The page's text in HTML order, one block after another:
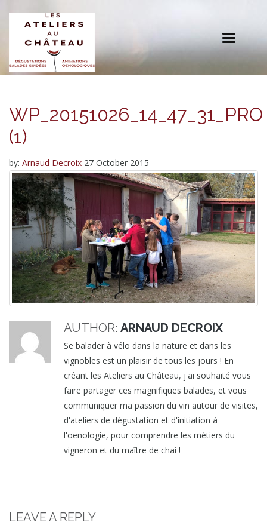
Toggle
WP_20151026_14_47_31_PRO
(1)
by: Arnaud Decroix 27 October 2015
AUTHOR: ARNAUD DECROIX
Se balader à vélo dans la nature et dans les
vignobles est un plaisir de tous les jours ! En
créant les Ateliers au Château, j'ai souhaité vous
faire partager ces magnifiques balades, et vous
communiquer ma passion du vin autour de visites,
d'ateliers de dégustation et d'initiation à
l'oenologie, pour comprendre les métiers du
vigneron et du maître de chai !
LEAVE A REPLY